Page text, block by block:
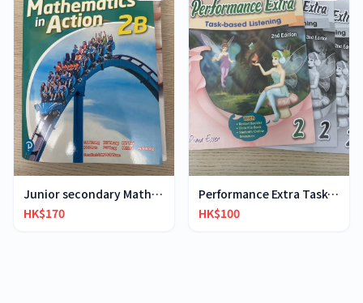
Junior secondary Mathematics in Action 2B
HK$170
Performance Extra Task-based Listening 2
HK$100